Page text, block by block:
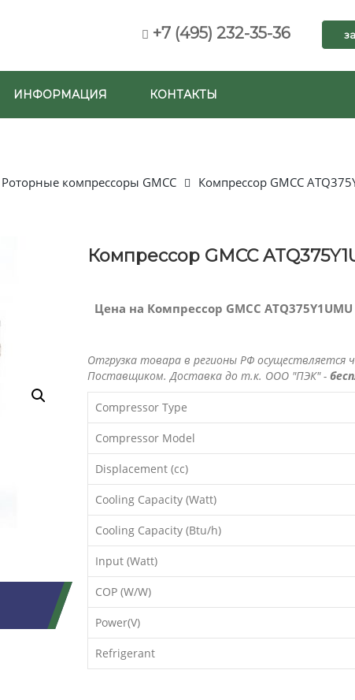
+7 (495) 232-35-36
ИНФОРМАЦИЯ КОНТАКТЫ
Роторные компрессоры GMCC Компрессор GMCC
Компрессор GMCC
Цена на Компрессор GMCC
Отгрузка товара в регионы РФ осуществляется
Поставщиком. Доставка до т.к. ООО "ПЭК" -
Compressor Type
Compressor Model
Displacement (cc)
Cooling Capacity (Watt)
Cooling Capacity (Btu/h)
Input (Watt)
COP (W/W)
Power(V)
Refrigerant